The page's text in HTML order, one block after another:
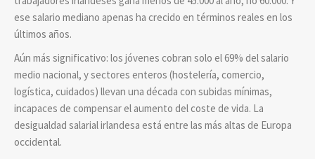
ese salario mediano apenas ha crecido en términos reales en los
últimos años.
Aún más significativo: los jóvenes cobran solo el 69% del salario
medio nacional, y sectores enteros (hostelería, comercio,
logística, cuidados) llevan una década con subidas mínimas,
incapaces de compensar el aumento del coste de vida. La
desigualdad salarial irlandesa está entre las más altas de Europa
occidental.